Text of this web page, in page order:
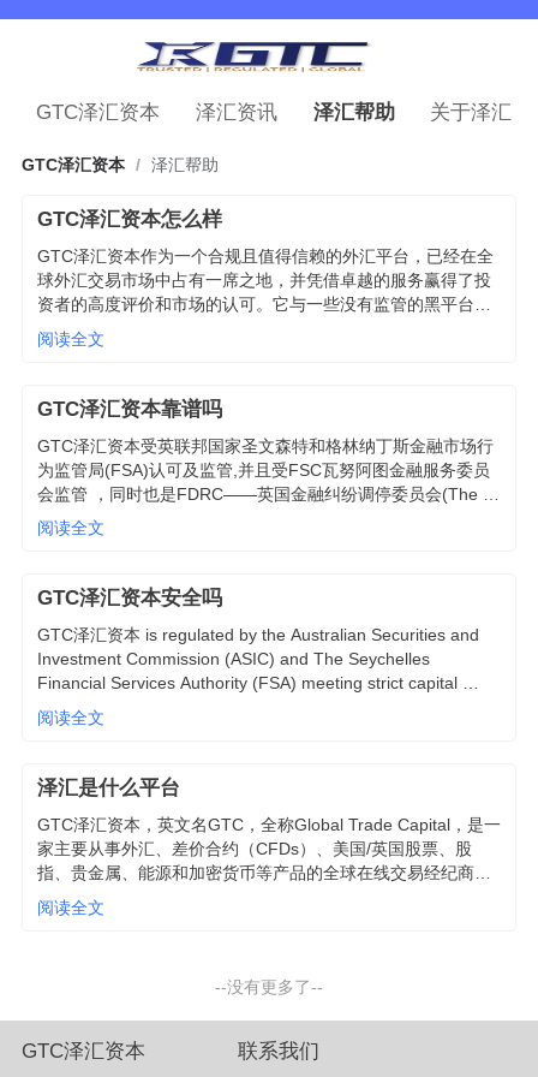
GTC泽汇资本 泽汇资讯 泽汇帮助 关于泽汇
GTC泽汇资本 / 泽汇帮助
GTC泽汇资本怎么样
GTC泽汇资本作为一个合规且值得信赖的外汇平台，已经在全
球外汇交易市场中占有一席之地，并凭借卓越的服务赢得了投
资者的高度评价和市场的认可。它与一些没有监管的黑平台有
着本质区别，具备完善的服务体系和高水平的智能化交易技
术，能够为投资者提供安全且高效的交易体验。
阅读全文
GTC泽汇资本靠谱吗
GTC泽汇资本受英联邦国家圣文森特和格林纳丁斯金融市场行
为监管局(FSA)认可及监管,并且受FSC瓦努阿图金融服务委员
会监管 ，同时也是FDRC——英国金融纠纷调停委员会(The
Financial Dispute Resolution Commission) 授权会员,拥有美
国期货协会NFA的特许豁免牌照。
阅读全文
GTC泽汇资本安全吗
GTC泽汇资本 is regulated by the Australian Securities and
Investment Commission (ASIC) and The Seychelles
Financial Services Authority (FSA) meeting strict capital
requirements. All client funds are held in segregated client
trust accounts with top Australian banks. GTC泽汇资本 does
purposes.
阅读全文
泽汇是什么平台
GTC泽汇资本，英文名GTC，全称Global Trade Capital，是一
家主要从事外汇、差价合约（CFDs）、美国/英国股票、股
指、贵金属、能源和加密货币等产品的全球在线交易经纪商，
是一家的国际互联网券商。GTC泽汇资本由欧洲和亚洲金融专
业团队创建，在伦敦、纽约、迪拜等多个国家地区有办事处，
阅读全文
--没有更多了--
GTC泽汇资本 联系我们